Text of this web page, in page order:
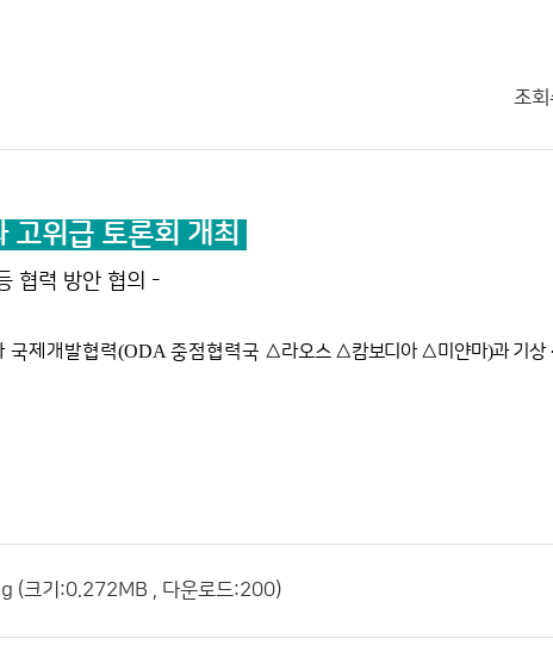
조회
고위급 토론회 개최
협력 방안 협의 -
국제개발협력(ODA 중점협력국 △라오스 △캄보디아△미얀마)과 기상
(크기:0.272MB , 다운로드:200)